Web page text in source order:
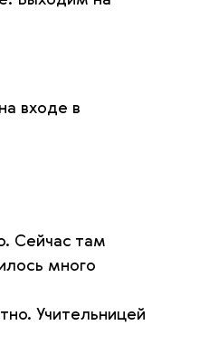
на входе в
Сейчас там
много
Учительницей